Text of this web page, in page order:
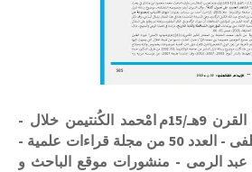
صورة وليّ صالح من القرن 9هـ/15م امْحمد الكُنتيمن خلال -
محمد محمود بن المصطفى - العدد 50 من مجلة قراءات علمية -
عبد الرمى - منشورات موقع الباحث و